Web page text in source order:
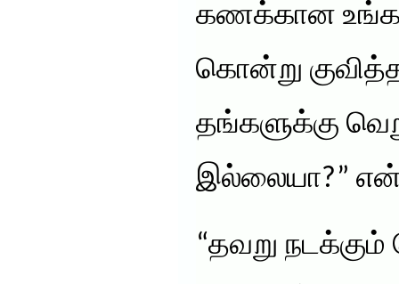
கணக்கான
கொன்று
தங்களுக்கு
இல்லையா?”
“தவறு